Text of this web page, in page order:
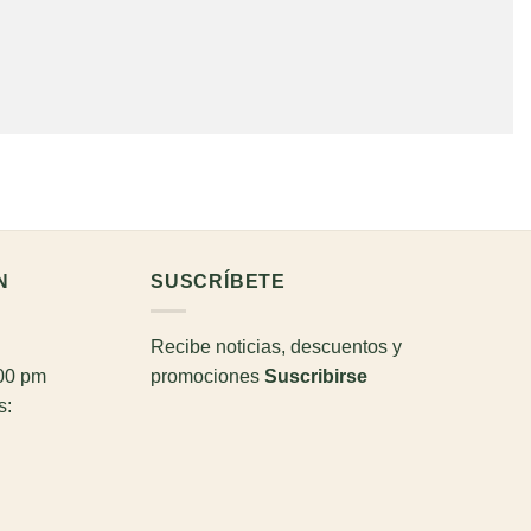
pm
SUSCRÍBETE
Recibe noticias, descuentos y
promociones Suscribirse